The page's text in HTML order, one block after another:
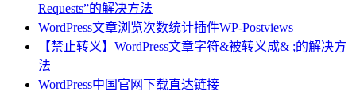
Requests”的解决方法
WordPress文章浏览次数统计插件WP-Postviews
【禁止转义】WordPress文章字符&被转义成& ;的解决方
法
WordPress中国官网下载直达链接